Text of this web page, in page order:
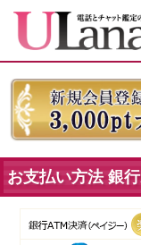
お支払い方法 銀